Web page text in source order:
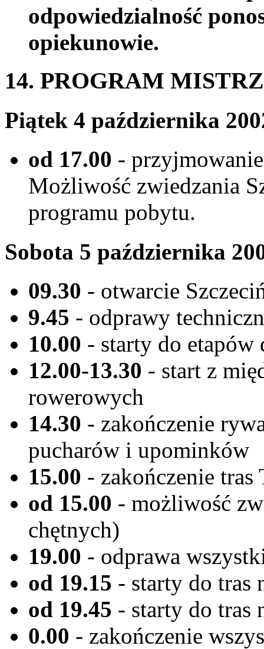
odpowiedzialność
opiekunowie.
14. PROGRAM
Piątek 4 października
od 17.00 -
Możliwość zwiedzania
programu pobytu.
Sobota 5 października
09.30 - otwarcie
9.45 - odprawy
10.00 - starty do etapów
12.00-13.30 - start z
rowerowych
14.30 - zakończenie
pucharów i upominków
15.00 - zakończenie tras
od 15.00 - możliwość
chętnych)
19.00 - odprawa
od 19.15 - starty do
od 19.45 - starty do tras
0.00 - zakończenie